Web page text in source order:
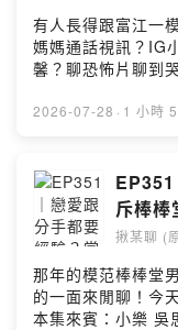
好！但超會偷偷高
哭了！💘 談戀愛太
『我想被你領養』
Podcast給我五星
https://
有人長得跟富江一
媽媽通話視訊？IG
馨？聊恐怖片聊到
接看-🪞 富江是恐
髒話演技法？☎️ IG
話👁️ 演戲哭不出來
驗：逼死三位演技
我五星評論～或是
https://
點圖文創意
@jomotalk奧迪｜
2026-07-28 · 1 小時
斥棒
揪某聊 (
那年的模范棒棒堂
的一面來閒聊！今
本集來賓：小樂 吳